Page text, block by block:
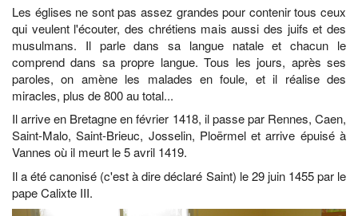
Les églises ne sont pas assez grandes pour contenir tous ceux
qui veulent l'écouter, des chrétiens mais aussi des juifs et des
musulmans. Il parle dans sa langue natale et chacun le
comprend dans sa propre langue. Tous les jours, après ses
paroles, on amène les malades en foule, et il réalise des
miracles, plus de 800 au total...
Il arrive en Bretagne en février 1418, il passe par Rennes, Caen,
Saint-Malo, Saint-Brieuc, Josselin, Ploërmel et arrive épuisé à
Vannes où il meurt le 5 avril 1419.
Il a été canonisé (c'est à dire déclaré Saint) le 29 juin 1455 par le
pape Calixte III.